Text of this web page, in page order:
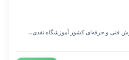
فنی و حرفه‌ای کشور آموزشگاه نقدی...